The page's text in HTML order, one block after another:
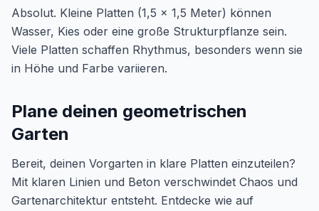
Absolut. Kleine Platten (1,5 x 1,5 Meter) können
Wasser, Kies oder eine große Strukturpflanze sein.
Viele Platten schaffen Rhythmus, besonders wenn sie
in Höhe und Farbe variieren.
Plane deinen geometrischen
Garten
Bereit, deinen Vorgarten in klare Platten einzuteilen?
Mit klaren Linien und Beton verschwindet Chaos und
Gartenarchitektur entsteht. Entdecke wie auf